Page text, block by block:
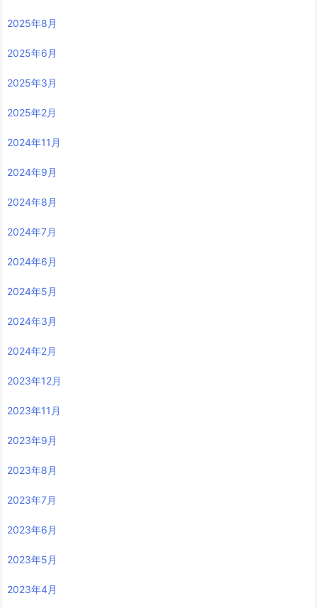
2025年8月
2025年6月
2025年3月
2025年2月
2024年11月
2024年9月
2024年8月
2024年7月
2024年6月
2024年5月
2024年3月
2024年2月
2023年12月
2023年11月
2023年9月
2023年8月
2023年7月
2023年6月
2023年5月
2023年4月